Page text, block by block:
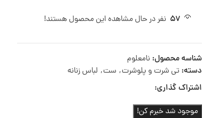
57 نفر در حال مشاهده این محصول هستند!
شناسه محصول: نامعلوم
دسته: تی شرت و پلوشرت, ست, لباس زنانه
اشتراک گذاری:
موجود شد خبرم کن!